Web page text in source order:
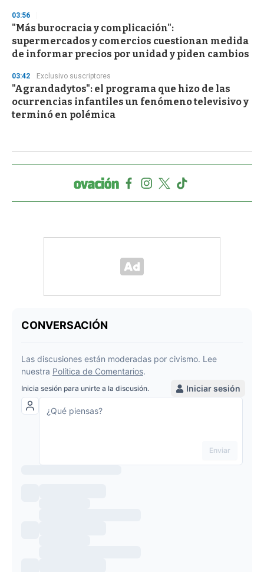
03:56
"Más burocracia y complicación":
supermercados y comercios cuestionan medida
de informar precios por unidad y piden cambios
03:42 Exclusivo suscriptores
"Agrandadytos": el programa que hizo de las
ocurrencias infantiles un fenómeno televisivo y
terminó en polémica